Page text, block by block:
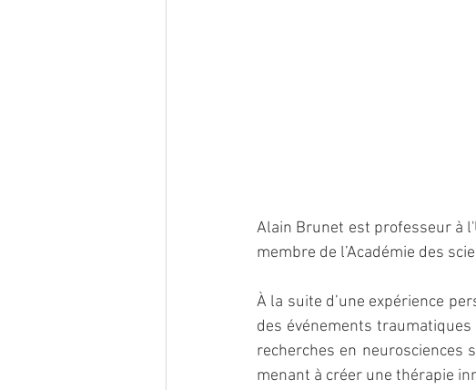
Alain Brunet est professeur à
membre de l’Académie des
À la suite d’une expérience
des événements
recherches en neurosciences
menant à créer une thérapie